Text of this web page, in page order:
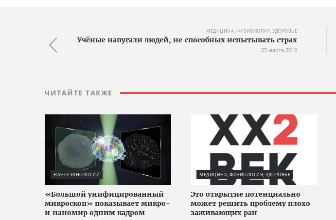
МЕДИЦИНА, ФИЗИОЛОГИЯ, ЗДОРОВЬЕ
Учёные напугали людей, не способных испытывать страх
25 марта 2016
ЧИТАЙТЕ ТАКЖЕ
НАНОТЕХНОЛОГИИ
«Большой унифицированный
микроскоп» показывает микро-
и наномир одним кадром
МЕДИЦИНА, ФИЗИОЛОГИЯ, ЗДОРОВЬЕ
Это открытие потенциально
может решить проблему плохо
заживающих ран